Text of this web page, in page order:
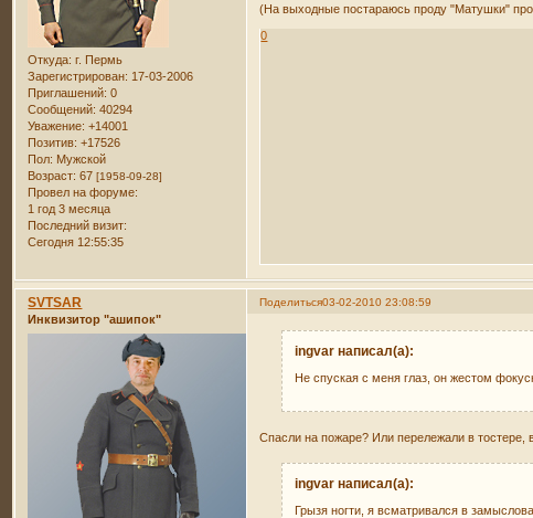
Откуда: г. Пермь
Зарегистрирован: 17-03-2006
Приглашений: 0
Сообщений: 40294
Уважение: +14001
Позитив: +17526
Пол: Мужской
Возраст: 67[1958-09-28]
Провел на форуме:
1 год 3 месяца
Последний визит:
Сегодня 12:55:35
(На выходные постараюсь проду "Матушки"
0
Поделиться03-02-2010 23:08:59
SVTSAR
Инквизитор "ашипок"
ingvar написал(а):
Не спуская с меня глаз, он жестом
Спасли на пожаре? Или перележали в тостере,
ingvar написал(а):
Грызя ногти, я всматривался в